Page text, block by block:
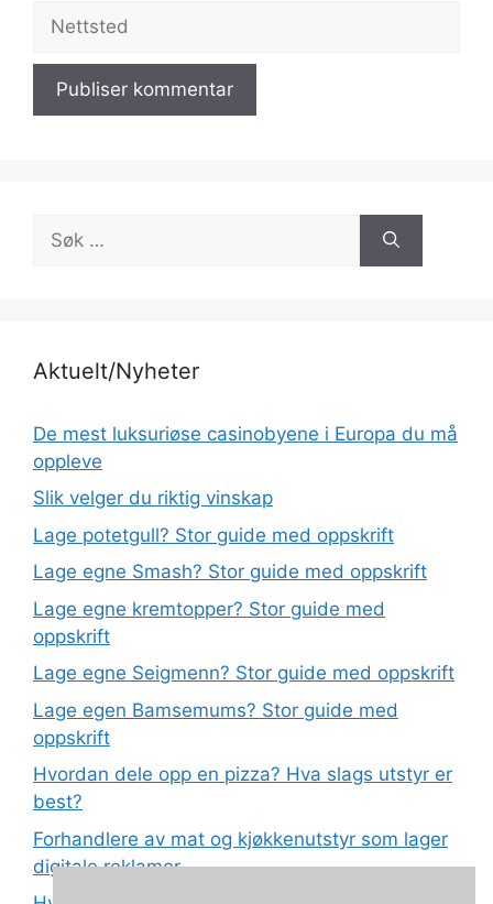
etter:
Aktuelt/Nyheter
De mest luksuriøse casinobyene i Europa du må
oppleve
Slik velger du riktig vinskap
Lage potetgull? Stor guide med oppskrift
Lage egne Smash? Stor guide med oppskrift
Lage egne kremtopper? Stor guide med
oppskrift
Lage egne Seigmenn? Stor guide med oppskrift
Lage egen Bamsemums? Stor guide med
oppskrift
Hvordan dele opp en pizza? Hva slags utstyr er
best?
Forhandlere av mat og kjøkkenutstyr som lager
digitale reklamer